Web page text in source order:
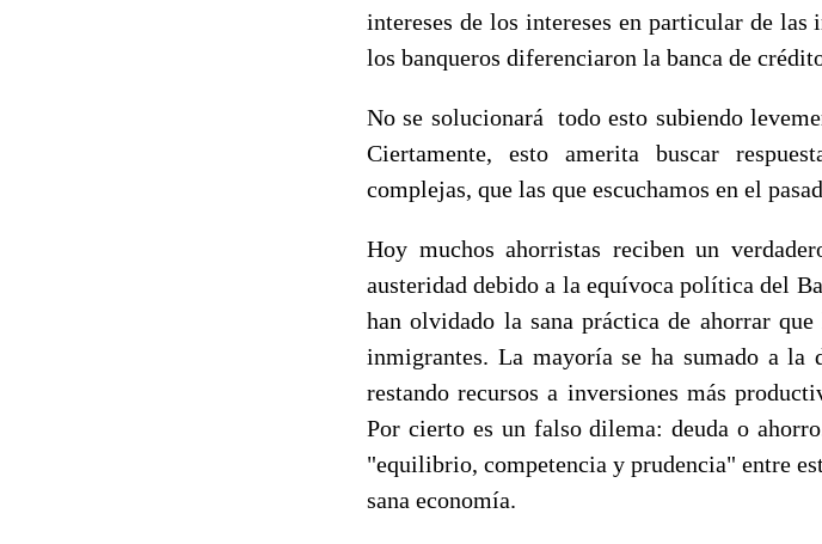
intereses de los intereses en particular de las
los banqueros diferenciaron la banca de
No se solucionará todo esto subiendo
Ciertamente, esto amerita buscar
complejas, que las que escuchamos en el
Hoy muchos ahorristas reciben un
austeridad debido a la equívoca política del
han olvidado la sana práctica de ahorrar
inmigrantes. La mayoría se ha sumado a la
restando recursos a inversiones más
Por cierto es un falso dilema: deuda o
"equilibrio, competencia y prudencia" entre
sana economía.